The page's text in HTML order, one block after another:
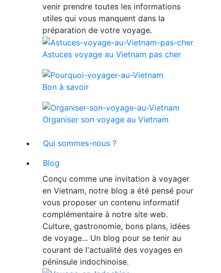
venir prendre toutes les informations
utiles qui vous manquent dans la
préparation de votre voyage.
Astuces voyage au Vietnam pas cher
Bon à savoir
Organiser son voyage au Vietnam
Qui sommes-nous ?
Blog
Conçu comme une invitation à voyager
en Vietnam, notre blog a été pensé pour
vous proposer un contenu informatif
complémentaire à notre site web.
Culture, gastronomie, bons plans, idées
de voyage... Un blog pour se tenir au
courant de l'actualité des voyages en
péninsule indochinoise.